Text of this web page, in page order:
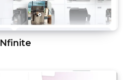
Nfinite